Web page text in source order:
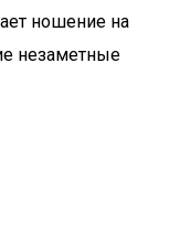
ношение на
незаметные